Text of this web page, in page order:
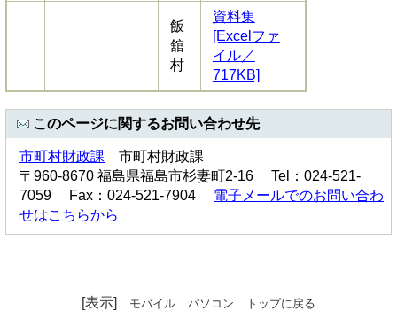
飯
舘
村
資料集
[Excelファ
イル／
717KB]
このページに関するお問い合わせ先
市町村財政課 市町村財政課
〒960-8670 福島県福島市杉妻町2-16 Tel：024-521-
7059 Fax：024-521-7904 電子メールでのお問い合わ
せはこちらから
[表示] モバイル パソコン トップに戻る